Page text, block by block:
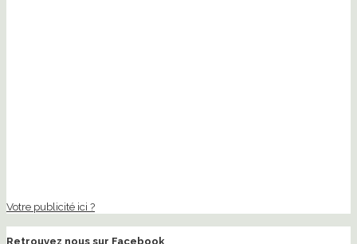
Votre publicité ici ?
Retrouvez nous sur Facebook